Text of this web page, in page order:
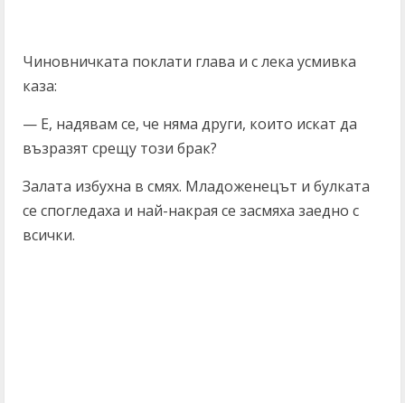
Чиновничката поклати глава и с лека усмивка
каза:
— Е, надявам се, че няма други, които искат да
възразят срещу този брак?
Залата избухна в смях. Младоженецът и булката
се спогледаха и най-накрая се засмяха заедно с
всички.